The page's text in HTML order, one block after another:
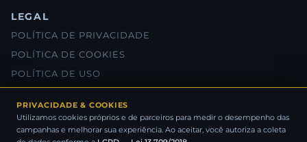
LEGAL
POLÍTICA DE PRIVACIDADE
POLÍTICA DE COOKIES
POLÍTICA DE USO
® SANOME NEGÓCIOS IMOBILIÁRIOS 2026 - TODOS OS DIREITOS
PRIVACIDADE & COOKIES
Utilizamos cookies próprios e de parceiros para medir o desempenho das
campanhas e melhorar sua experiência. Ao aceitar, você autoriza a coleta